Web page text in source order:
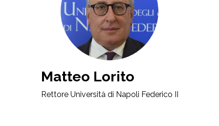
Matteo Lorito
Rettore Università di Napoli Federico II